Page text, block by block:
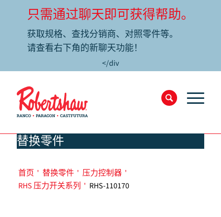
只需通过聊天即可获得帮助。
获取规格、查找分销商、对照零件等。
请查看右下角的新聊天功能！
</div
替换零件
首页 ' 替换零件 ' 压力控制器 '
RHS 压力开关系列 ' RHS-110170